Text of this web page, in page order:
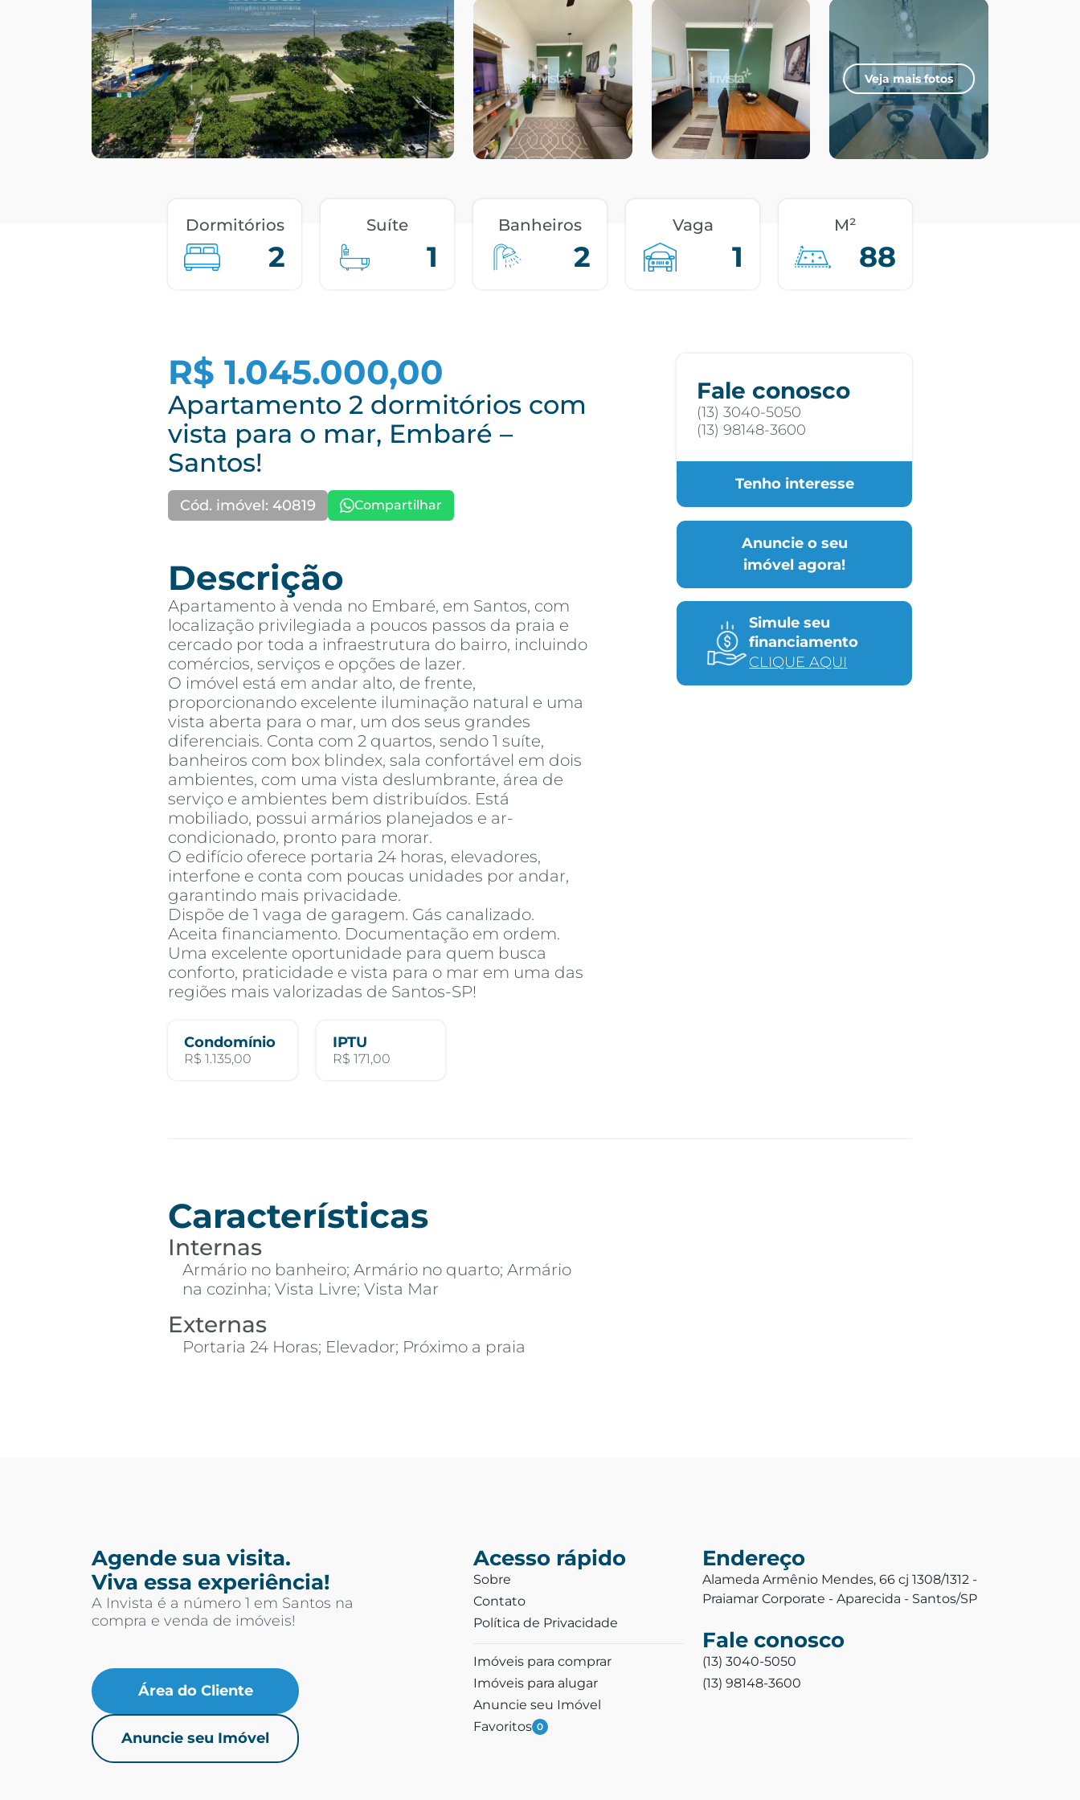
Veja mais fotos
Dormitórios
2
Suíte
1
Banheiros
2
Vaga
1
M²
88
R$ 1.045.000,00
Apartamento 2 dormitórios com
vista para o mar, Embaré –
Santos!
Cód. imóvel: 40819 Compartilhar
Descrição
Apartamento à venda no Embaré, em Santos, com
localização privilegiada a poucos passos da praia e
cercado por toda a infraestrutura do bairro, incluindo
comércios, serviços e opções de lazer.
O imóvel está em andar alto, de frente,
proporcionando excelente iluminação natural e uma
vista aberta para o mar, um dos seus grandes
diferenciais. Conta com 2 quartos, sendo 1 suíte,
banheiros com box blindex, sala confortável em dois
ambientes, com uma vista deslumbrante, área de
serviço e ambientes bem distribuídos. Está
mobiliado, possui armários planejados e ar-
condicionado, pronto para morar.
O edifício oferece portaria 24 horas, elevadores,
interfone e conta com poucas unidades por andar,
garantindo mais privacidade.
Dispõe de 1 vaga de garagem. Gás canalizado.
Aceita financiamento. Documentação em ordem.
Uma excelente oportunidade para quem busca
conforto, praticidade e vista para o mar em uma das
regiões mais valorizadas de Santos-SP!
Condomínio
R$ 1.135,00
IPTU
R$ 171,00
Fale conosco
(13) 3040-5050
(13) 98148-3600
Tenho interesse
Anuncie o seu
imóvel agora!
Simule seu
financiamento
CLIQUE AQUI
Características
Internas
Armário no banheiro; Armário no quarto; Armário
na cozinha; Vista Livre; Vista Mar
Externas
Portaria 24 Horas; Elevador; Próximo a praia
Agende sua visita.
Viva essa experiência!
A Invista é a número 1 em Santos na
compra e venda de imóveis!
Área do Cliente
Anuncie seu Imóvel
Acesso rápido
Sobre
Contato
Política de Privacidade
Imóveis para comprar
Imóveis para alugar
Anuncie seu Imóvel
Favoritos 0
Endereço
Alameda Armênio Mendes, 66 cj 1308/1312 -
Praiamar Corporate - Aparecida - Santos/SP
Fale conosco
(13) 3040-5050
(13) 98148-3600